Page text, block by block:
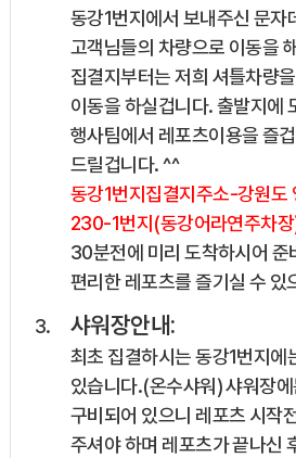
동강1번지에서 보내주신 문자
고객님들의 차량으로 이동을
집결지부터는 저희 셔틀차량
이동을 하실겁니다. 출발지에
행사팀에서 레포츠이용을 즐
드릴겁니다. ^^
동강1번지집결지주소-강원도
230-1번지(동강어라연주차
30분전에 미리 도착하시어 준
편리한 레포츠를 즐기실 수 있
샤워장안내:
최초 집결하시는 동강1번지에
있습니다.(온수샤워) 샤워장에
구비되어 있으니 레포츠 시작
주셔야 하며 레포츠가 끝나신